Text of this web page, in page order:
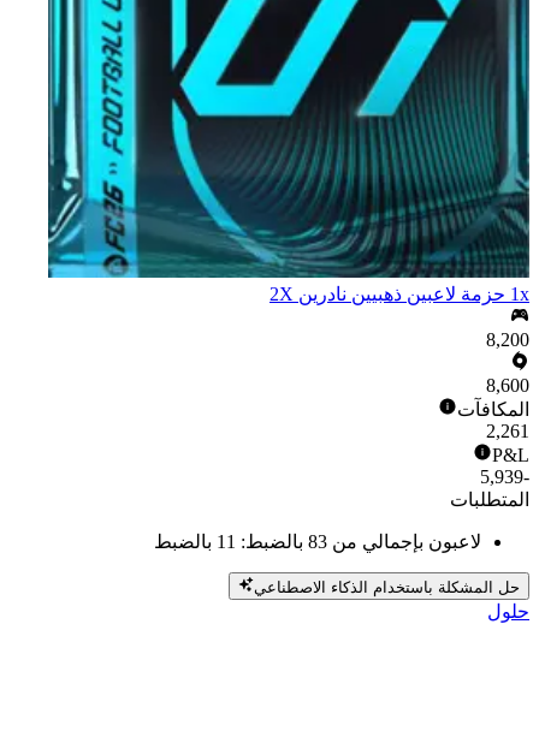
1x حزمة لاعبين ذهبيين نادرين X‏2
8,200
8,600
المكافآت
2,261
P&L
-5,939
المتطلبات
لاعبون بإجمالي من 83 بالضبط: 11 بالضبط
حل المشكلة باستخدام الذكاء الاصطناعي
حلول